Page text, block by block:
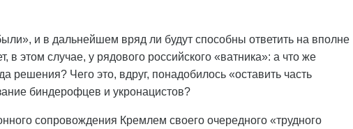
и в дальнейшем вряд ли будут способны ответить на вполне
в этом случае, у рядового российского «ватника»: а что же
решения? Чего это, вдруг, понадобилось «оставить часть
биндерофцев и укронацистов?
сопровождения Кремлем своего очередного «трудного